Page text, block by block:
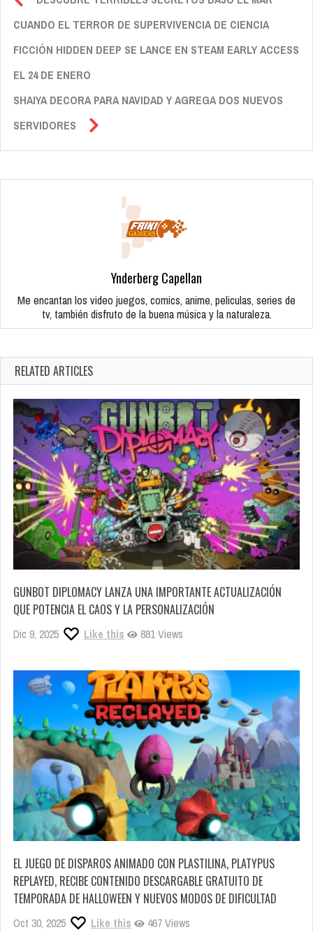
CUANDO EL TERROR DE SUPERVIVENCIA DE CIENCIA
FICCIÓN HIDDEN DEEP SE LANCE EN STEAM EARLY ACCESS
EL 24 DE ENERO
SHAIYA DECORA PARA NAVIDAD Y AGREGA DOS NUEVOS
SERVIDORES
Ynderberg Capellan
Me encantan los video juegos, comics, anime, peliculas, series de
tv, también disfruto de la buena música y la naturaleza.
RELATED ARTICLES
GUNBOT DIPLOMACY LANZA UNA IMPORTANTE ACTUALIZACIÓN
QUE POTENCIA EL CAOS Y LA PERSONALIZACIÓN
Dic 9, 2025 Like this 881 Views
EL JUEGO DE DISPAROS ANIMADO CON PLASTILINA, PLATYPUS
REPLAYED, RECIBE CONTENIDO DESCARGABLE GRATUITO DE
TEMPORADA DE HALLOWEEN Y NUEVOS MODOS DE DIFICULTAD
Oct 30, 2025 Like this 467 Views